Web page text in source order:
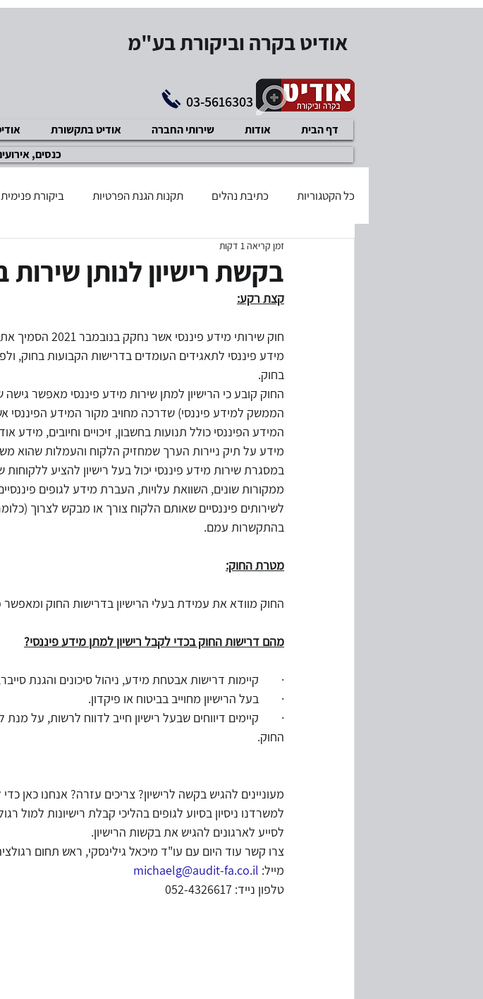
אודיט בקרה וביקורת בע"מ
03-5616303
דף הבית אודות שירותי החברה אודיט בתקשורת
כנסים,
כל הקטגוריות כתיבת נהלים תקנות הגנת הפרטיות ביקורת פנימית
בודק שכר מוסמך דיני עבודה
תוכנית עיסקית
מחירי העברה ביקורת מערכות מידע מסחר אלקטרוני עורך
המשכיות עיסקית משבר קורונה דיני תחרות הגבלים
בקשת רישיון לנותן שירות
זמן קריאה 1 דקות
קצת רקע:
חוק שירותי מידע
מידע פיננסי לתאגידים העומדים בדרישות הקבועות בחוק,
בחוק.
החוק קובע כי הרישיון למתן שירות מידע פיננסי מאפשר
הממשק למידע פיננסי) שדרכה מחויב מקור המידע
המידע הפיננסי כולל תנועות בחשבון, זיכויים וחיובים,
מידע על תיק ניירות הערך שמחזיק הלקוח והעמלות שהוא
במסגרת שירות מידע פיננסי יכול בעל רישיון להציע ללקוחות
ממקורות שונים, השוואת עלויות, העברת מידע לגופים
בהתקשרות עמם.
מטרת החוק:
החוק מוודא את עמידת בעלי הרישיון בדרישות החוק ומאפשר
מהם דרישות החוק בכדי לקבל רישיון למתן מידע פיננסי?
·        קיימות דרישות אבטחת מידע, ניהול סיכונים והגנת
·        בעל הרישיון מחוייב בביטוח או פיקדון.
·        קיימים דיווחים שבעל רישיון חייב לדווח לרשות, על
החוק.
מעוניינים להגיש בקשה לרישיון? צריכים עזרה? אנחנו כאן
למשרדנו ניסיון בסיוע לגופים בהליכי קבלת רישיונות למול
לסייע לארגונים להגיש את בקשות הרישיון.
צרו קשר עוד היום עם עו"ד מיכאל גילינסקי, ראש תחום
מייל: michaelg@audit-fa.co.il
טלפון נייד: 052-4326617